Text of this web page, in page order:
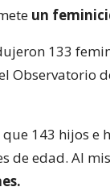
un
133
Observatorio
143 hijos e
de edad. Al